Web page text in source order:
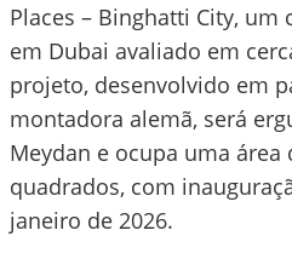
Places – Binghatti City,
em Dubai avaliado em
projeto, desenvolvido em
montadora alemã, será
Meydan e ocupa uma
quadrados, com
janeiro de 2026.